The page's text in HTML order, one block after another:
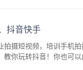
抖音快手
拍摄短视频，培训手机
你玩转抖音！你也可